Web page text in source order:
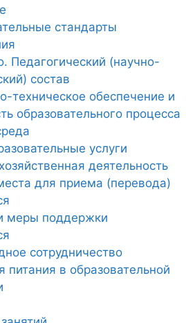
стандарты
Педагогический (научно-
состав
техническое обеспечение и
образовательного процесса
услуги
деятельность
для приема (перевода)
меры поддержки
сотрудничество
питания в образовательной